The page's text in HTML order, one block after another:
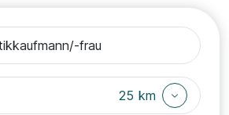
25 km